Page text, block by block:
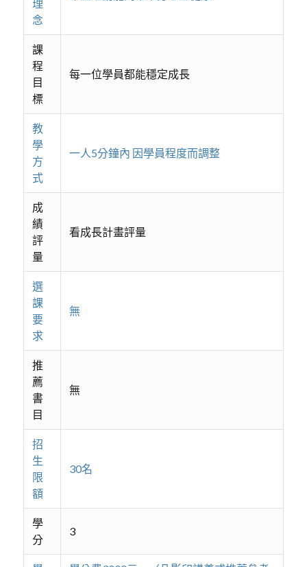
理
念
課
程
目
標
每一位學員都能穩定成長
教
學
方
式
一人5分鐘內 因學員程度而調整
成
績
評
量
看成長計畫評量
選
課
要
求
無
推
薦
書
目
無
招
生
限
額
30名
學
分
3